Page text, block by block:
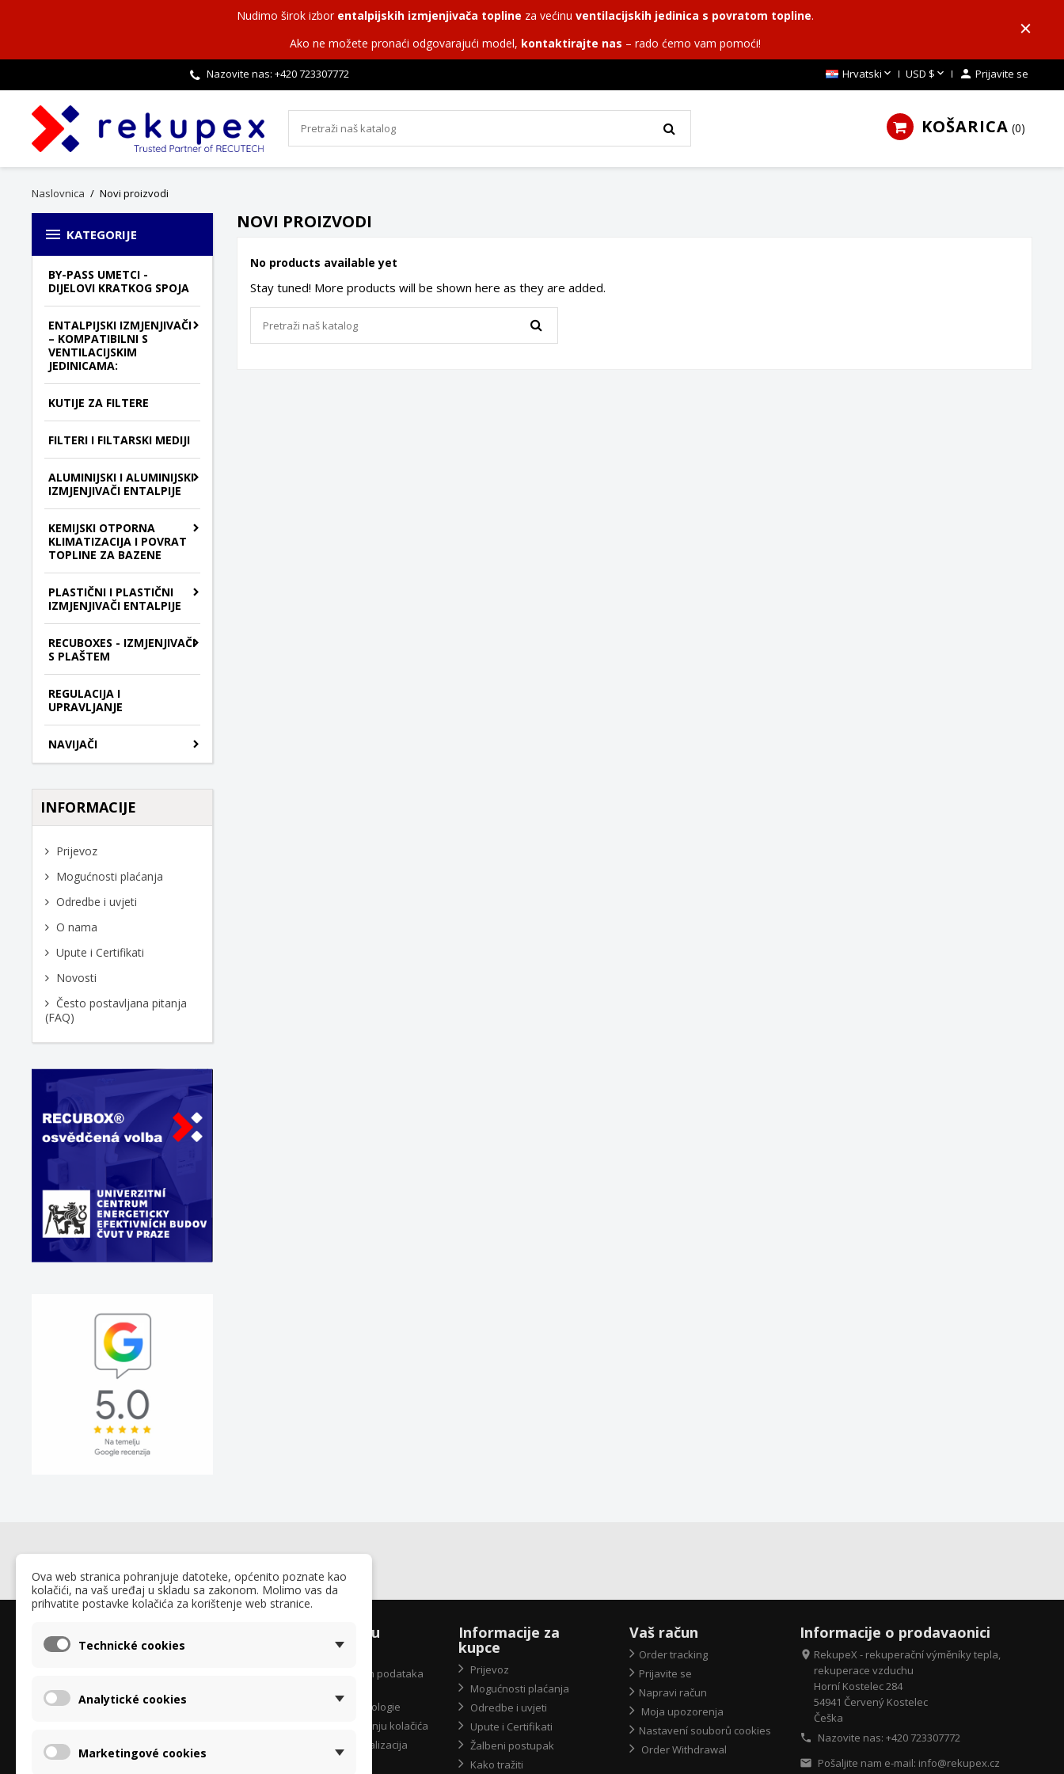
Nudimo širok izbor entalpijskih izmjenjivača topline za većinu ventilacijskih jedinica s povratom topline.
Ako ne možete pronaći odgovarajući model, kontaktirajte nas – rado ćemo vam pomoći!
Nazovite nas: +420723307772 Hrvatski USD $  Prijavite se
KOŠARICA 0
Naslovnica Novi proizvodi
 KATEGORIJE
BY-PASS UMETCI -
DIJELOVI KRATKOG SPOJA
ENTALPIJSKI IZMJENJIVAČI
– KOMPATIBILNI S
VENTILACIJSKIM
JEDINICAMA:
KUTIJE ZA FILTERE
FILTERI I FILTARSKI MEDIJI
ALUMINIJSKI I ALUMINIJSKI
IZMJENJIVAČI ENTALPIJE
KEMIJSKI OTPORNA
KLIMATIZACIJA I POVRAT
TOPLINE ZA BAZENE
PLASTIČNI I PLASTIČNI
IZMJENJIVAČI ENTALPIJE
RECUBOXES - IZMJENJIVAČI
S PLAŠTEM
REGULACIJA I
UPRAVLJANJE
NAVIJAČI
INFORMACIJE
Prijevoz
Mogućnosti plaćanja
Odredbe i uvjeti
O nama
Upute i Certifikati
Novosti
Često postavljana pitanja
(FAQ)
NOVI PROIZVODI
No products available yet
Stay tuned! More products will be shown here as they are added.
O nama
Stiebel-Eltron, Proxon-Zimmerman, Tecalor,
rekuperatore i kompletne sustave s filtrima i
ionizatorima zraka. Naše partnerstvo s
O RekupeX-u
Zaštita osobnih podataka
Recyklace a ekologie
Izjava o korištenju kolačića
Fotogalerija realizacija
Informacije za
kupce
Prijevoz
Mogućnosti plaćanja
Odredbe i uvjeti
Upute i Certifikati
Žalbeni postupak
Kako tražiti
Vaš račun
Order tracking
Prijavite se
Napravi račun
Moja upozorenja
Nastavení souborů cookies
Order Withdrawal
Informacije o prodavaonici
 RekupeX - rekuperační výměníky tepla,
rekuperace vzduchu
Horní Kostelec 284
54941 Červený Kostelec
Češka
 Nazovite nas: +420 723307772
 Pošaljite nam e-mail: info@rekupex.cz
Ova web stranica pohranjuje datoteke, općenito poznate kao
kolačići, na vaš uređaj u skladu sa zakonom. Molimo vas da
prihvatite postavke kolačića za korištenje web stranice.
Technické cookies
Analytické cookies
Marketingové cookies